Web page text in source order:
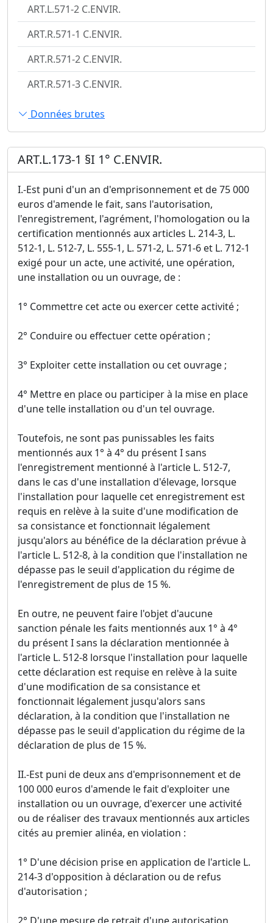
ART.L.571-2 C.ENVIR.
ART.R.571-1 C.ENVIR.
ART.R.571-2 C.ENVIR.
ART.R.571-3 C.ENVIR.
Données brutes
ART.L.173-1 §I 1° C.ENVIR.
I.-Est puni d'un an d'emprisonnement et de 75 000
euros d'amende le fait, sans l'autorisation,
l'enregistrement, l'agrément, l'homologation ou la
certification mentionnés aux articles L. 214-3, L.
512-1, L. 512-7, L. 555-1, L. 571-2, L. 571-6 et L. 712-1
exigé pour un acte, une activité, une opération,
une installation ou un ouvrage, de :
1° Commettre cet acte ou exercer cette activité ;
2° Conduire ou effectuer cette opération ;
3° Exploiter cette installation ou cet ouvrage ;
4° Mettre en place ou participer à la mise en place
d'une telle installation ou d'un tel ouvrage.
Toutefois, ne sont pas punissables les faits
mentionnés aux 1° à 4° du présent I sans
l'enregistrement mentionné à l'article L. 512-7,
dans le cas d'une installation d'élevage, lorsque
l'installation pour laquelle cet enregistrement est
requis en relève à la suite d'une modification de
sa consistance et fonctionnait légalement
jusqu'alors au bénéfice de la déclaration prévue à
l'article L. 512-8, à la condition que l'installation ne
dépasse pas le seuil d'application du régime de
l'enregistrement de plus de 15 %.
En outre, ne peuvent faire l'objet d'aucune
sanction pénale les faits mentionnés aux 1° à 4°
du présent I sans la déclaration mentionnée à
l'article L. 512-8 lorsque l'installation pour laquelle
cette déclaration est requise en relève à la suite
d'une modification de sa consistance et
fonctionnait légalement jusqu'alors sans
déclaration, à la condition que l'installation ne
dépasse pas le seuil d'application du régime de la
déclaration de plus de 15 %.
II.-Est puni de deux ans d'emprisonnement et de
100 000 euros d'amende le fait d'exploiter une
installation ou un ouvrage, d'exercer une activité
ou de réaliser des travaux mentionnés aux articles
cités au premier alinéa, en violation :
1° D'une décision prise en application de l'article L.
214-3 d'opposition à déclaration ou de refus
d'autorisation ;